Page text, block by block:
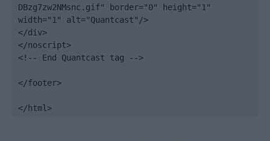
DBzg7zw2NMsnc.gif" border="0" height="1"
width="1" alt="Quantcast"/>
</div>
</noscript>
<!-- End Quantcast tag -->
</footer>
</html>